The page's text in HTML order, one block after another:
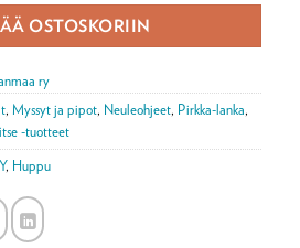
OSTOSKORIIN
ry
, Myssyt ja pipot, Neuleohjeet, Pirkka-lanka,
-tuotteet
, Huppu